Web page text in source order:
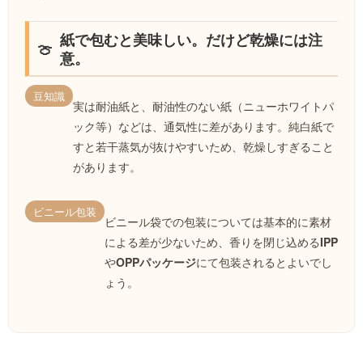
紙で包むと美味しい。だけど乾燥には注
意。
豆知識
実は耐油紙と、耐油性のない紙（ニューホワイトパ
ック等）などは、通気性に差があります。純白紙で
すと若干蒸気が抜けやすいため、乾燥しすぎること
があります。
ビニール包装
ビニール袋での包装については基本的に素材
による差が少ないため、香りを閉じ込めるIPP
やOPPパッケージにて包装されるとよいでし
ょう。